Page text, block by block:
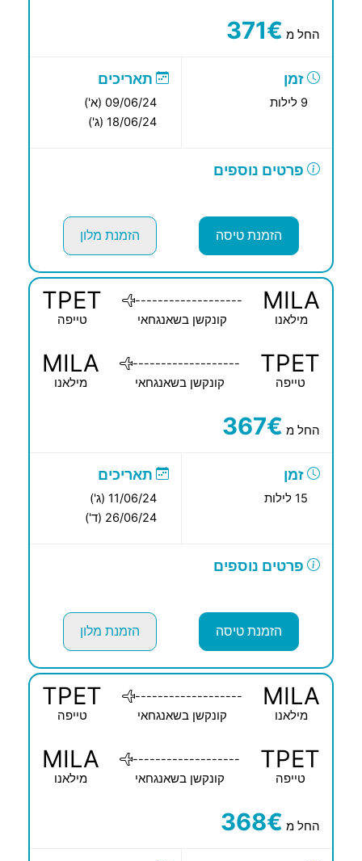
החל מ 371€
זמן
9 לילות
תאריכים
09/06/24 (א')
18/06/24 (ג')
פרטים נוספים
הזמנת טיסה הזמנת מלון
MILA
מילאנו
-------------------
קונקשן בשאנגחאי
TPET
טייפה
TPET
טייפה
-------------------
קונקשן בשאנגחאי
MILA
מילאנו
החל מ 367€
זמן
15 לילות
תאריכים
11/06/24 (ג')
26/06/24 (ד')
פרטים נוספים
הזמנת טיסה הזמנת מלון
MILA
מילאנו
-------------------
קונקשן בשאנגחאי
TPET
טייפה
TPET
טייפה
-------------------
קונקשן בשאנגחאי
MILA
מילאנו
החל מ 368€